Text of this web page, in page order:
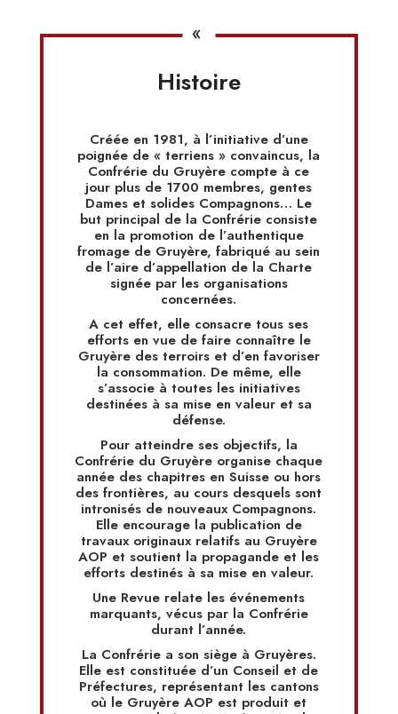
«
Histoire
Créée en 1981, à l’initiative d’une
poignée de « terriens » convaincus, la
Confrérie du Gruyère compte à ce
jour plus de 1700 membres, gentes
Dames et solides Compagnons… Le
but principal de la Confrérie consiste
en la promotion de l’authentique
fromage de Gruyère, fabriqué au sein
de l’aire d’appellation de la Charte
signée par les organisations
concernées.
A cet effet, elle consacre tous ses
efforts en vue de faire connaître le
Gruyère des terroirs et d’en favoriser
la consommation. De même, elle
s’associe à toutes les initiatives
destinées à sa mise en valeur et sa
défense.
Pour atteindre ses objectifs, la
Confrérie du Gruyère organise chaque
année des chapitres en Suisse ou hors
des frontières, au cours desquels sont
intronisés de nouveaux Compagnons.
Elle encourage la publication de
travaux originaux relatifs au Gruyère
AOP et soutient la propagande et les
efforts destinés à sa mise en valeur.
Une Revue relate les événements
marquants, vécus par la Confrérie
durant l’année.
La Confrérie a son siège à Gruyères.
Elle est constituée d’un Conseil et de
Préfectures, représentant les cantons
où le Gruyère AOP est produit et